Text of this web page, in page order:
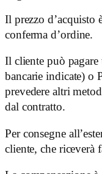
Il prezzo d’acquisto
conferma d’ordine.
Il cliente può
bancarie indicate) o
prevedere altri
dal contratto.
Per consegne
cliente, che riceverà